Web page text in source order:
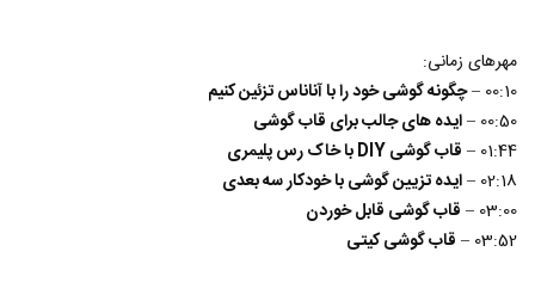
مهرهای زمانی:
00:10 –
چگونه گوشی خود را با آناناس تزئین کنیم
00:50 –
ایده های جالب برای قاب گوشی
01:44 –
قاب گوشی DIY با خاک رس پلیمری
02:18 –
ایده تزیین گوشی با خودکار سه بعدی
03:00 –
قاب گوشی قابل خوردن
03:52 –
قاب گوشی کیتی